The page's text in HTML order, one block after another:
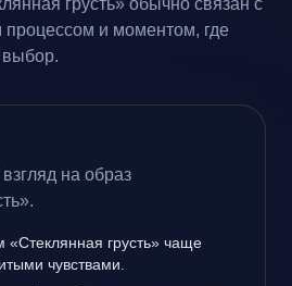
грусть» обычно связан с
и моментом, где
на образ
грусть» чаще
чувствами.